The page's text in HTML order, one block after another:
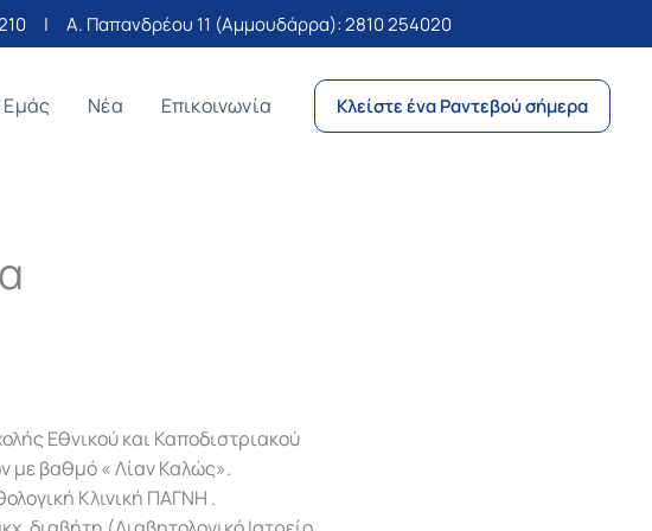
| Α. Παπανδρέου 11 (Αμμουδάρρα):2810 254020
Εμάς Νέα Επικοινωνία Κλείστε ένα Ραντεβού σήμερα
Εθνικού και Καποδιστριακού
με βαθμό « Λίαν Καλώς».
Κλινική ΠΑΓΝΗ .